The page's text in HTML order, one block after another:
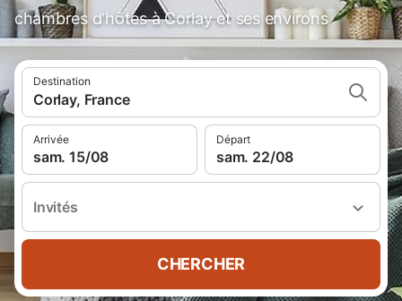
chambres d'hôtes à Corlay et ses environs
Destination
Corlay, France
Arrivée
sam. 15/08
Départ
sam. 22/08
Invités
CHERCHER